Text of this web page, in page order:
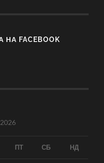
FACEBOOK
ПТ СБ НД